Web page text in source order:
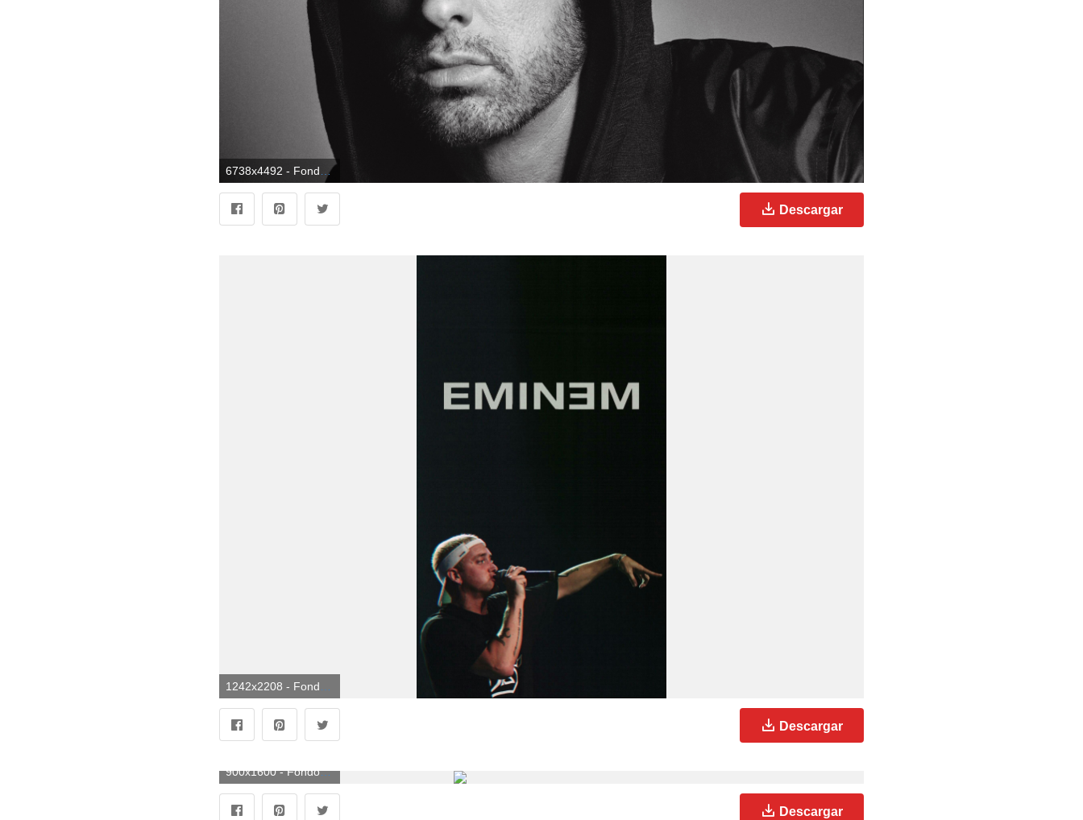
6738x4492 - Fondo de pantalla de 6738x4492. Fondo para computadora de Eminem.
Descargar
Descargar
900x1600 - Fondo de pantalla de 900x1600. Fondo para móvil de Eminem.
Descargar